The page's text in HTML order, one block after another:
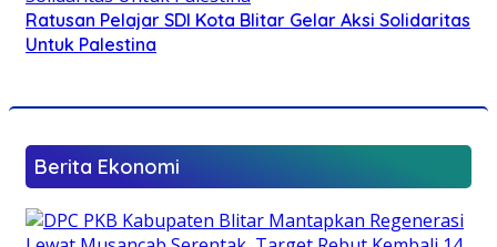
Ratusan Pelajar SDI Kota Blitar Gelar Aksi Solidaritas
Untuk Palestina
Berita Ekonomi